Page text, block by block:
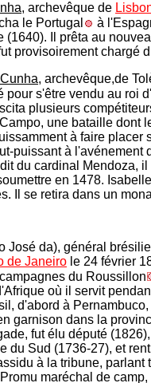
, archevêque de
le Portugal
à
(1640). Il prêta au
provisoirement chargé
, archevêque,de
pour s'être vendu au roi
plusieurs
une bataille dont
à faire placer
puissant à l'avénement
du cardinal Mendoza, il
en 1478.
Il se retira dans un
José da), général
de Janeiro le 24 février
du Roussillon
où il servit
d'abord à
garnison dans la
fut élu député
du Sud (1736-27), et
à la tribune, parlant
maréchal de